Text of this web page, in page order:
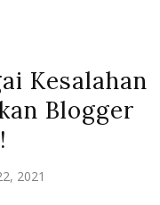
Kesalahan
Blogger
2021